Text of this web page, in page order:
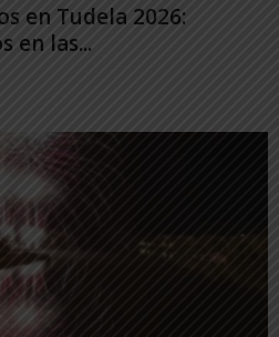
en Tudela 2026:
en las...